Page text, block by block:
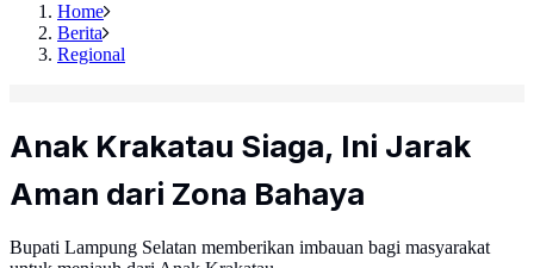
Home
Berita
Regional
Anak Krakatau Siaga, Ini Jarak
Aman dari Zona Bahaya
Bupati Lampung Selatan memberikan imbauan bagi masyarakat